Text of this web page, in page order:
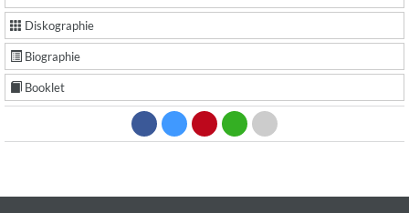
Diskographie
Biographie
Booklet